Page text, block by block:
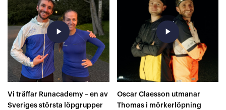
play_arrow
Vi träffar Runacademy – en av
Sveriges största löpgrupper
play_arrow
Oscar Claesson utmanar
Thomas i mörkerlöpning